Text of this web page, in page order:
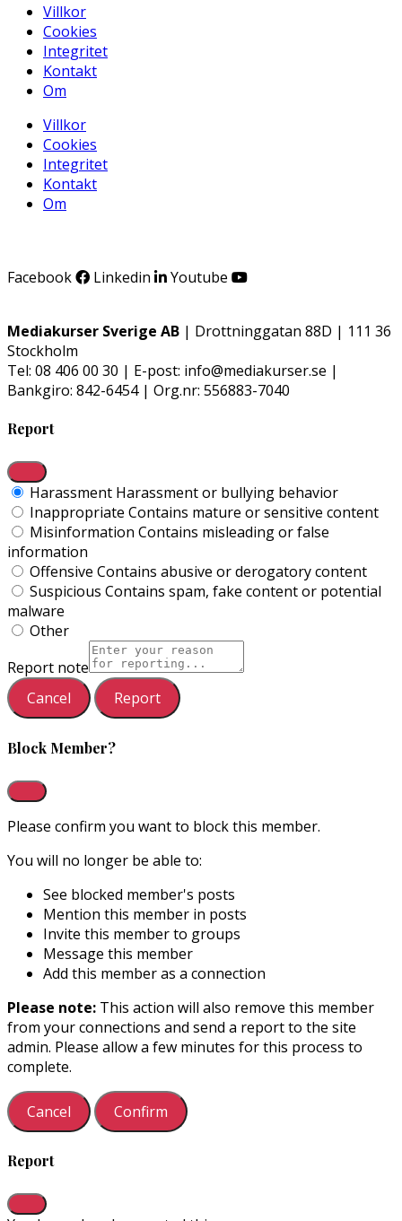
Villkor
Cookies
Integritet
Kontakt
Om
Villkor
Cookies
Integritet
Kontakt
Om
Facebook Linkedin Youtube
Mediakurser Sverige AB | Drottninggatan 88D | 111 36
Stockholm
Tel: 08 406 00 30 | E-post: info@mediakurser.se |
Bankgiro: 842-6454 | Org.nr: 556883-7040
Report
Harassment Harassment or bullying behavior
Inappropriate Contains mature or sensitive content
Misinformation Contains misleading or false
information
Offensive Contains abusive or derogatory content
Suspicious Contains spam, fake content or potential
malware
Other
Report note
Report
Block Member?
Please confirm you want to block this member.
You will no longer be able to:
See blocked member's posts
Mention this member in posts
Invite this member to groups
Message this member
Add this member as a connection
Please note: This action will also remove this member
from your connections and send a report to the site
admin. Please allow a few minutes for this process to
complete.
Confirm
Report